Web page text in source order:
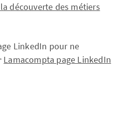
découverte des métiers
LinkedIn pour ne
Lamacompta page LinkedIn